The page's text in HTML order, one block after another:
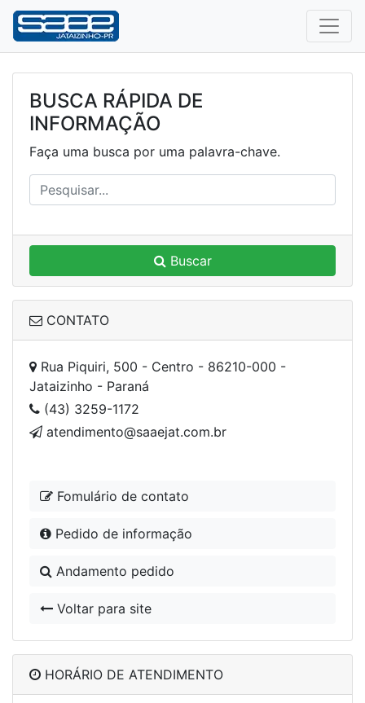
BUSCA RÁPIDA DE
INFORMAÇÃO
Faça uma busca por uma palavra-chave.
Buscar
CONTATO
Rua Piquiri, 500 - Centro - 86210-000 -
Jataizinho - Paraná
(43) 3259-1172
atendimento@saaejat.com.br
Fomulário de contato
Pedido de informação
Andamento pedido
Voltar para site
HORÁRIO DE ATENDIMENTO